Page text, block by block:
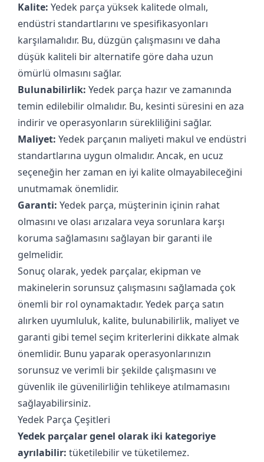
Kalite: Yedek parça yüksek kalitede olmalı,
endüstri standartlarını ve spesifikasyonları
karşılamalıdır. Bu, düzgün çalışmasını ve daha
düşük kaliteli bir alternatife göre daha uzun
ömürlü olmasını sağlar.
Bulunabilirlik: Yedek parça hazır ve zamanında
temin edilebilir olmalıdır. Bu, kesinti süresini en aza
indirir ve operasyonların sürekliliğini sağlar.
Maliyet: Yedek parçanın maliyeti makul ve endüstri
standartlarına uygun olmalıdır. Ancak, en ucuz
seçeneğin her zaman en iyi kalite olmayabileceğini
unutmamak önemlidir.
Garanti: Yedek parça, müşterinin içinin rahat
olmasını ve olası arızalara veya sorunlara karşı
koruma sağlamasını sağlayan bir garanti ile
gelmelidir.
Sonuç olarak, yedek parçalar, ekipman ve
makinelerin sorunsuz çalışmasını sağlamada çok
önemli bir rol oynamaktadır. Yedek parça satın
alırken uyumluluk, kalite, bulunabilirlik, maliyet ve
garanti gibi temel seçim kriterlerini dikkate almak
önemlidir. Bunu yaparak operasyonlarınızın
sorunsuz ve verimli bir şekilde çalışmasını ve
güvenlik ile güvenilirliğin tehlikeye atılmamasını
sağlayabilirsiniz.
Yedek Parça Çeşitleri
Yedek parçalar genel olarak iki kategoriye
ayrılabilir: tüketilebilir ve tüketilemez.